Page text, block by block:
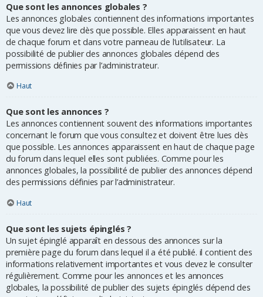
Que sont les annonces globales ?
Les annonces globales contiennent des informations importantes
que vous devez lire dès que possible. Elles apparaissent en haut
de chaque forum et dans votre panneau de l’utilisateur. La
possibilité de publier des annonces globales dépend des
permissions définies par l’administrateur.
Haut
Que sont les annonces ?
Les annonces contiennent souvent des informations importantes
concernant le forum que vous consultez et doivent être lues dès
que possible. Les annonces apparaissent en haut de chaque page
du forum dans lequel elles sont publiées. Comme pour les
annonces globales, la possibilité de publier des annonces dépend
des permissions définies par l’administrateur.
Haut
Que sont les sujets épinglés ?
Un sujet épinglé apparaît en dessous des annonces sur la
première page du forum dans lequel il a été publié. il contient des
informations relativement importantes et vous devez le consulter
régulièrement. Comme pour les annonces et les annonces
globales, la possibilité de publier des sujets épinglés dépend des